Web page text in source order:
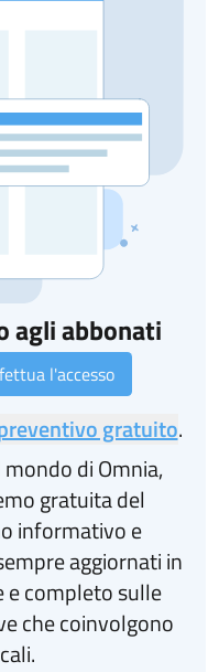
agli abbonati
l'accesso
gratuito.
di Omnia,
gratuita del
informativo e
aggiornati in
completo sulle
che coinvolgono